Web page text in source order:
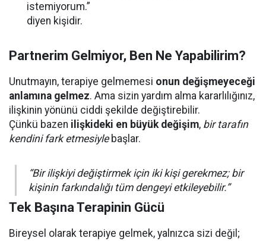
istemiyorum.”
diyen kişidir.
Partnerim Gelmiyor, Ben Ne Yapabilirim?
Unutmayın, terapiye gelmemesi onun değişmeyeceği
anlamına gelmez. Ama sizin yardım alma kararlılığınız,
ilişkinin yönünü ciddi şekilde değiştirebilir.
Çünkü bazen ilişkideki en büyük değişim, bir tarafın
kendini fark etmesiylebaşlar.
“Bir ilişkiyi değiştirmek için iki kişi gerekmez; bir
kişinin farkındalığı tüm dengeyi etkileyebilir.”
Tek Başına Terapinin Gücü
Bireysel olarak terapiye gelmek, yalnızca sizi değil;